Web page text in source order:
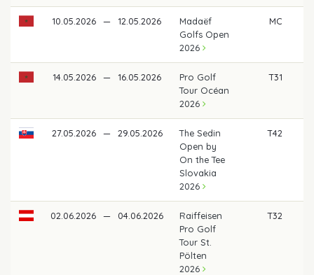
10.05.2026 — 12.05.2026
Madaëf
Golfs Open
2026
MC
14.05.2026 — 16.05.2026
Pro Golf
Tour Océan
2026
T31
27.05.2026 — 29.05.2026
The Sedin
Open by
On the Tee
Slovakia
2026
T42
02.06.2026 — 04.06.2026
Raiffeisen
Pro Golf
Tour St.
Pölten
2026
T32